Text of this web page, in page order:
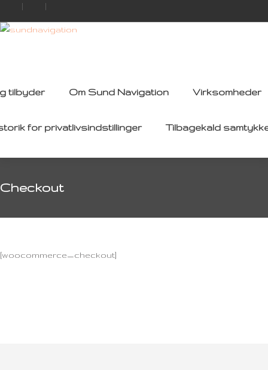
tilbyder Om Sund Navigation Virksomheder
for privatlivsindstillinger Tilbagekald
Checkout
[woocommerce_checkout]